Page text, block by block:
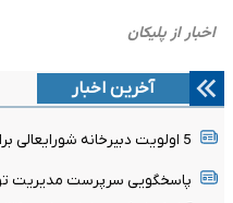
آخرین اخبار
5 اولویت دبیرخانه شورایعالی برای تحول در مناطق آزاد
پاسخگویی سرپرست مدیریت